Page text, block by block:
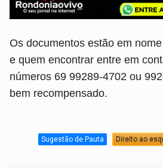
Os documentos estão em
e quem encontrar entre em
números 69 99289-4702 ou
bem recompensado.
Sugestão de Pauta Direito ao